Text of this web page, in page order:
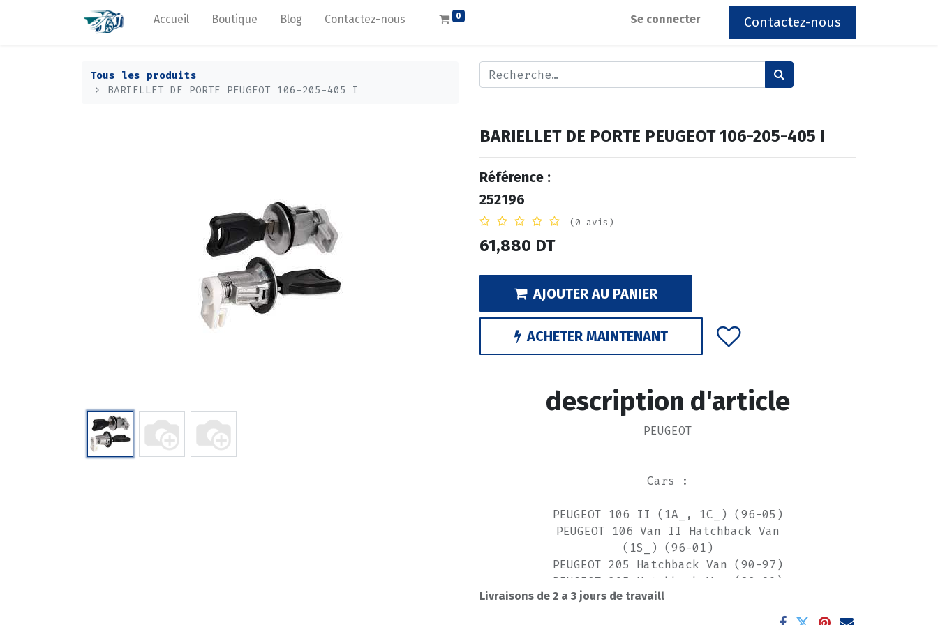
Accueil Boutique Blog Contactez-nous 0 Se connecter Contactez-nous
Tous les produits
BARIELLET DE PORTE PEUGEOT 106-205-405 I
BARIELLET DE PORTE PEUGEOT 106-205-405 I
Référence :
252196
(0 avis)
61,880 DT
AJOUTER AU PANIER
ACHETER MAINTENANT
description d'article
PEUGEOT
Cars :
PEUGEOT 106 II (1A_, 1C_) (96-05)
PEUGEOT 106 Van II Hatchback Van
(1S_) (96-01)
PEUGEOT 205 Hatchback Van (90-97)
PEUGEOT 205 Hatchback Van (83-90)
PEUGEOT 205 I (741A/C) (83-87)
Livraisons de 2 a 3 jours de travaill